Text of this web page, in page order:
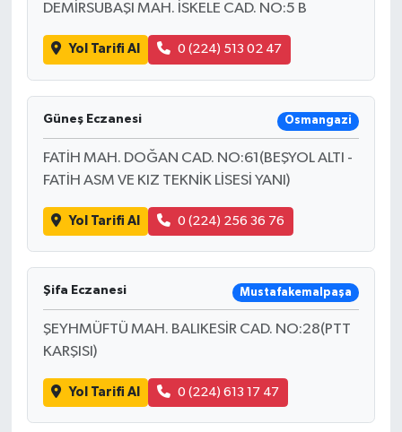
DEMİRSUBAŞI MAH. İSKELE CAD. NO:5 B
Yol Tarifi Al 0 (224) 513 02 47
Güneş Eczanesi Osmangazi
FATİH MAH. DOĞAN CAD. NO:61(BEŞYOL ALTI -
FATİH ASM VE KIZ TEKNİK LİSESİ YANI)
Yol Tarifi Al 0 (224) 256 36 76
Şifa Eczanesi Mustafakemalpaşa
ŞEYHMÜFTÜ MAH. BALIKESİR CAD. NO:28(PTT
KARŞISI)
Yol Tarifi Al 0 (224) 613 17 47